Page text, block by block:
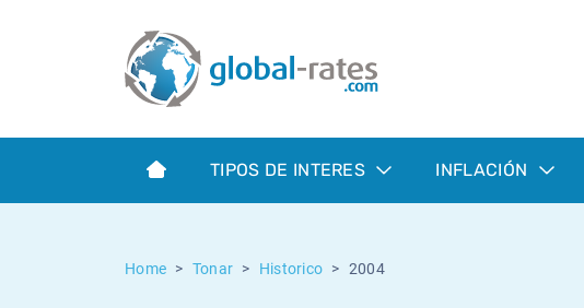
TIPOS DE INTERES INFLACIÓN
Home Tonar Historico 2004
Term SOFR
¿Qué es la inflación IPC?
¿Qué es la inflación IPCA?
Euribor - histórico
ESTER - histórico
Calculadora de inflación